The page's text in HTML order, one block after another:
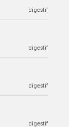
digestif
digestif
digestif
digestif